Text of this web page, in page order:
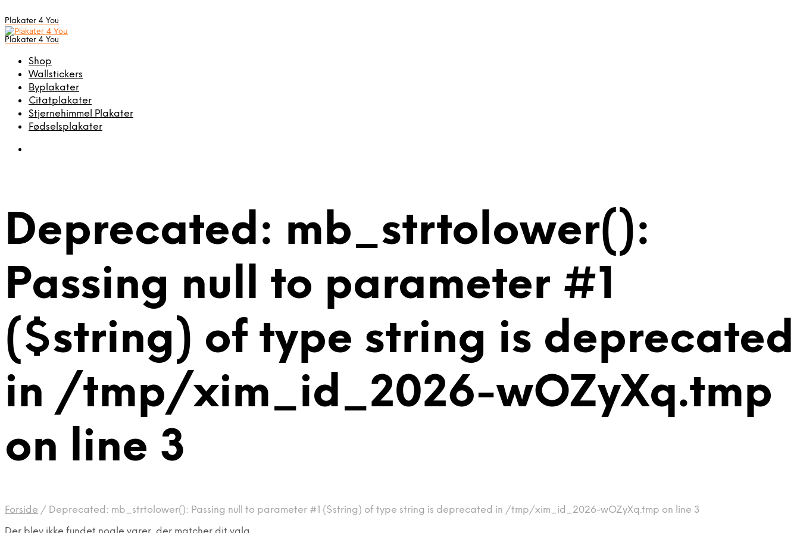
Plakater 4 You
Plakater 4 You
Shop
Wallstickers
Byplakater
Citatplakater
Stjernehimmel Plakater
Fødselsplakater
Deprecated: mb_strtolower():
Passing null to parameter #1
($string) of type string is deprecated
in /tmp/xim_id_2026-wOZyXq.tmp
on line 3
Forside / Deprecated: mb_strtolower(): Passing null to parameter #1 ($string) of type string is deprecated in /tmp/xim_id_2026-wOZyXq.tmp on line 3